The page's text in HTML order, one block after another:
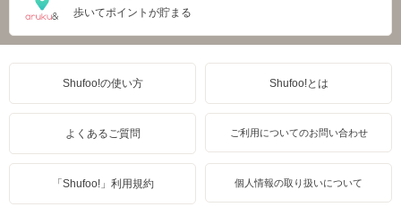
歩いてポイントが貯まる
Shufoo!の使い方 Shufoo!とは
よくあるご質問 ご利用についてのお問い合わせ
「Shufoo!」利用規約 個人情報の取り扱いについて